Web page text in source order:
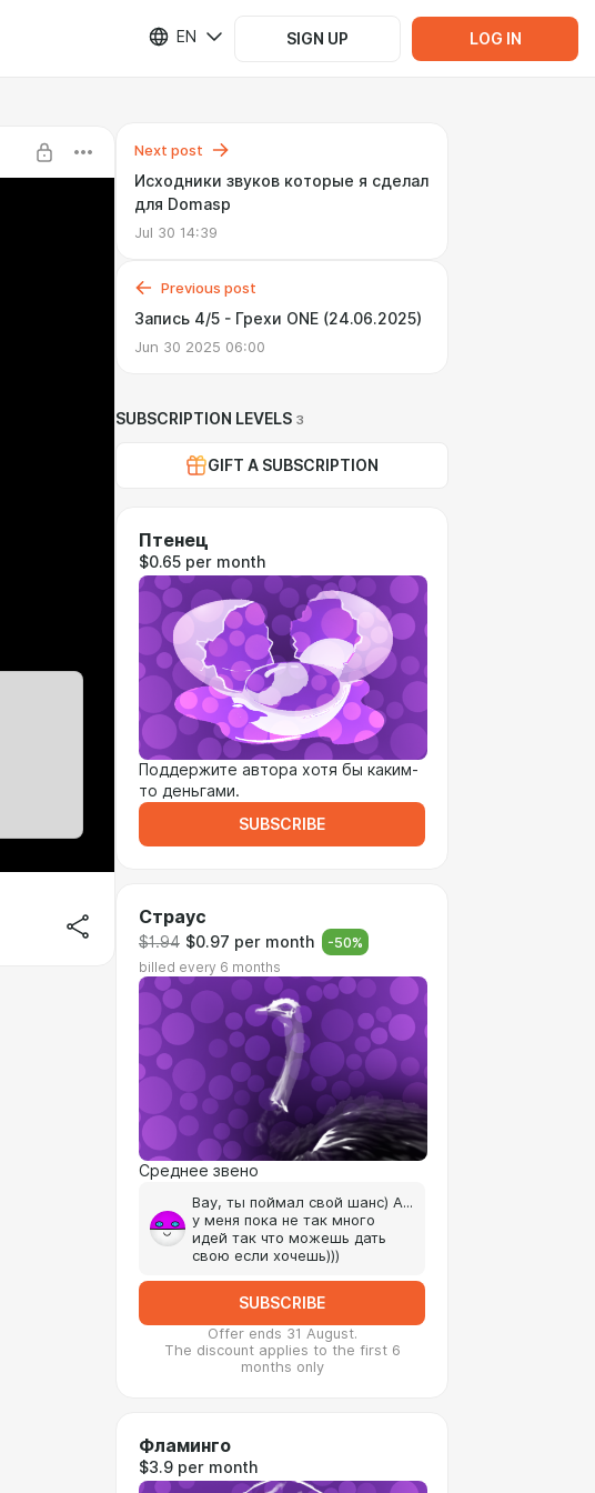
EN SIGN UP LOG IN
Next post
Исходники звуков которые я сделал
для Domasp
Jul 30 14:39
Previous post
Запись 4/5 - Грехи ONE (24.06.2025)
Jun 30 2025 06:00
SUBSCRIPTION LEVELS 3
GIFT A SUBSCRIPTION
Птенец
$0.65 per month
Поддержите автора хотя бы каким-
то деньгами.
SUBSCRIBE
Страус
$1.94 $0.97 per month -50%
billed every 6 months
Среднее звено
Вау, ты поймал свой шанс) А...
у меня пока не так много
идей так что можешь дать
свою если хочешь)))
SUBSCRIBE
Offer ends 31 August.
The discount applies to the first 6
months only
Фламинго
$3.9 per month